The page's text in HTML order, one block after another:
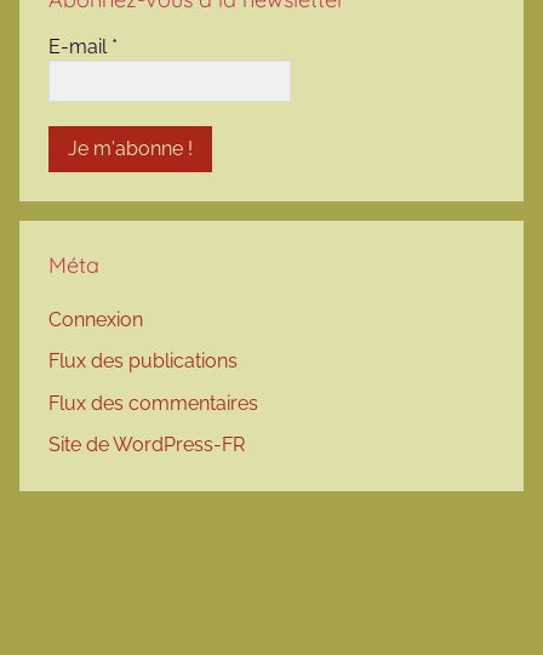
E-mail *
Méta
Connexion
Flux des publications
Flux des commentaires
Site de WordPress-FR